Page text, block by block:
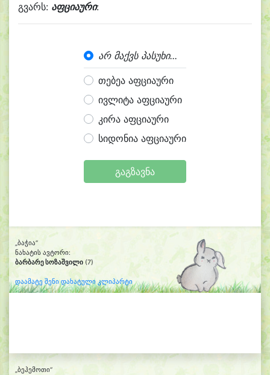
გვარს: აფციაური:
არ მაქვს პასუხი...
თებეა აფციაური
ივლიტა აფციაური
კირა აფციაური
სიდონია აფციაური
გაგზავნა
„ბაჭია“
ნახატის ავტორი:
ბარბარე სოზაშვილი (7)
დაამატე შენი დახატული კლიპარტი
„ბეჰემოთი“